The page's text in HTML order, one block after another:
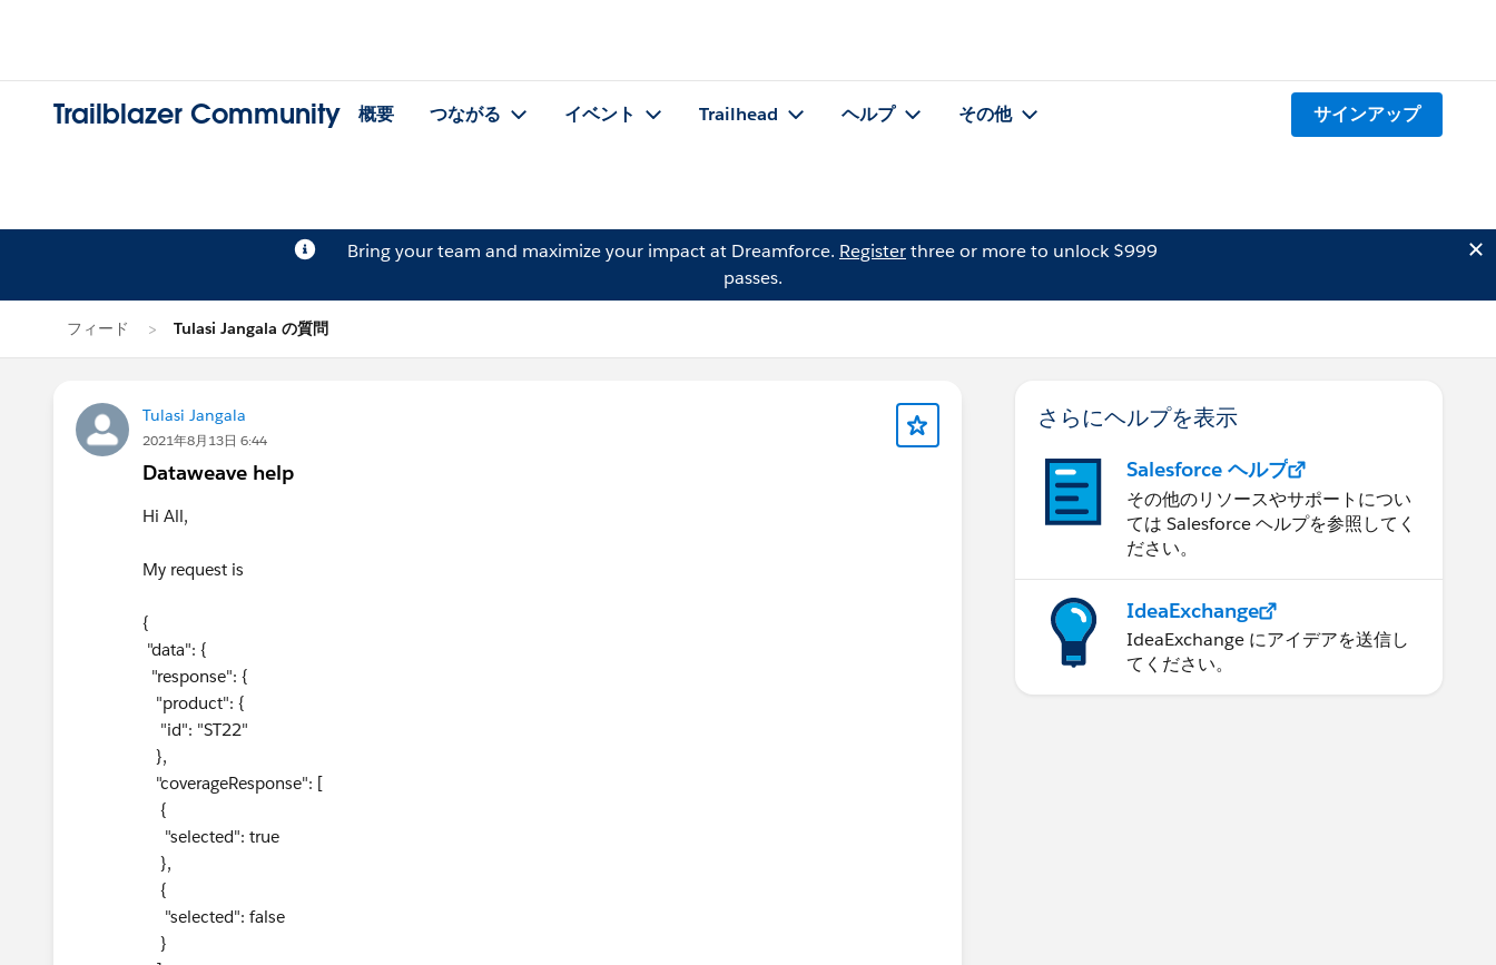
Trailblazer Community 概要 つながる イベント Trailhead ヘルプ その他 サインアップ
Bring your team and maximize your impact at Dreamforce. Registerthree or more to unlock $999
passes.
フィード Tulasi Jangala の質問
Tulasi Jangala
2021年8月13日 6:44
Dataweave help
Hi All,
My request is
{
"data": {
"response": {
"product": {
"id": "ST22"
},
"coverageResponse": [
{
"selected": true
},
{
"selected": false
}
さらにヘルプを表示
Salesforce ヘルプ
その他のリソースやサポートについ
ては Salesforce ヘルプを参照してく
ださい。
IdeaExchange
IdeaExchange にアイデアを送信し
てください。